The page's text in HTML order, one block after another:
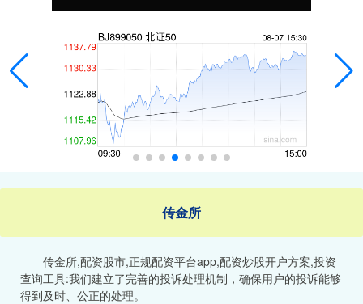
传金所
传金所,配资股市,正规配资平台app,配资炒股开户方案,投资
查询工具:我们建立了完善的投诉处理机制，确保用户的投诉能够
得到及时、公正的处理。